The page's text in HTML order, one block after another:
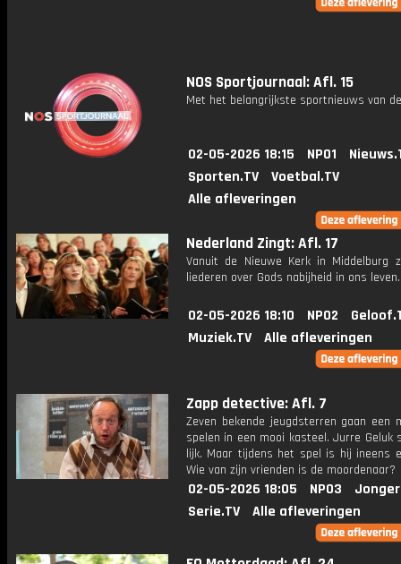
NOS Sportjournaal: Afl. 15
Met het belangrijkste sportnieuws van
02-05-2026 18:15 NPO1
Sporten.TV
Voetbal.TV
Alle afleveringen
Nederland Zingt: Afl. 17
Vanuit de Nieuwe Kerk in Middelburg
liederen over Gods nabijheid in ons leven.
02-05-2026 18:10 NPO2
Muziek.TV
Alle afleveringen
Zapp detective: Afl. 7
Zeven bekende jeugdsterren gaan een
spelen in een mooi kasteel. Jurre Geluk
lijk. Maar tijdens het spel is hij ineens
Wie van zijn vrienden is de moordenaar?
02-05-2026 18:05 NPO3
Serie.TV
Alle afleveringen